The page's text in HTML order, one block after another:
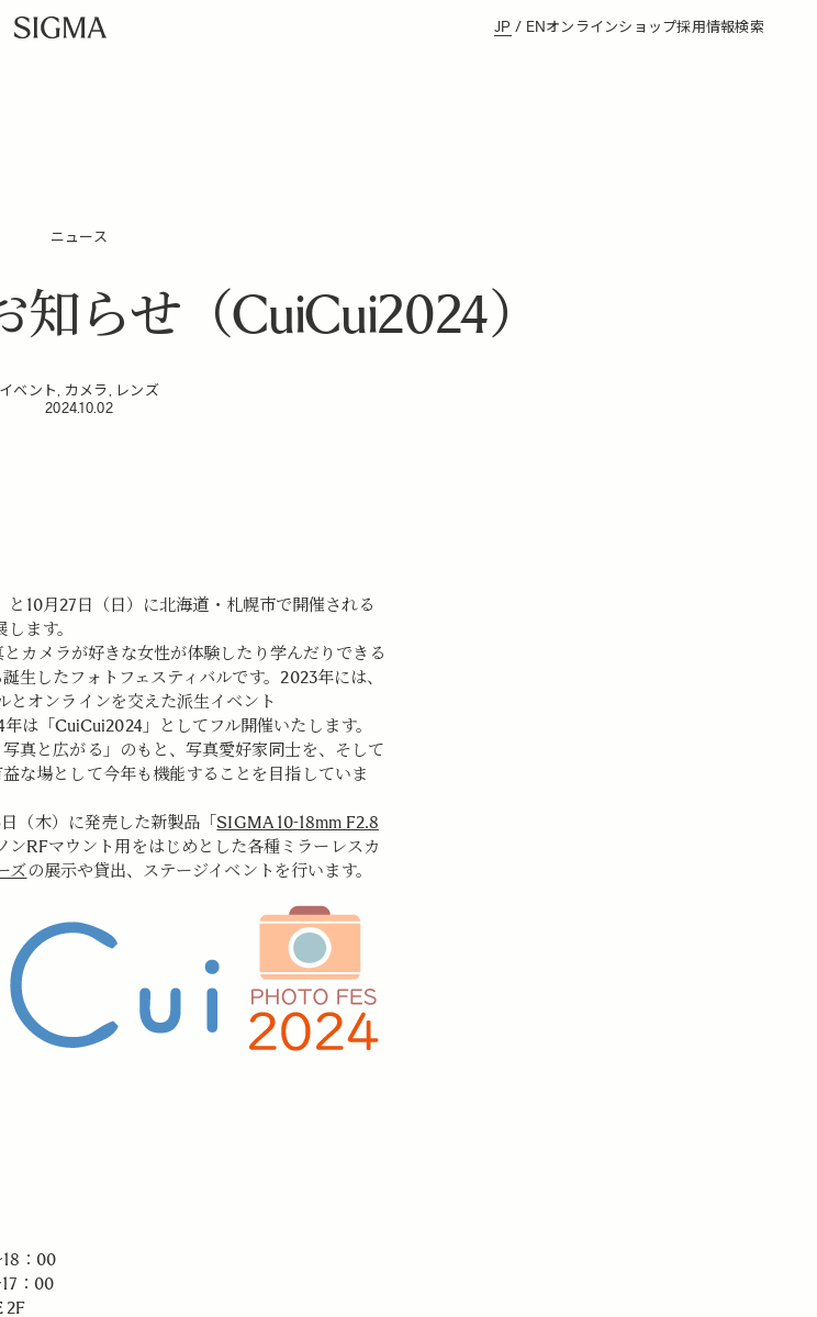
JP / ENオンラインショップ採用情報検索
ニュース
らせ（CuiCui2024）
イベント, カメラ, レンズ
2024.10.02
10月27日（日）に北海道・札幌市で開催される
ます。
カメラが好きな女性が体験したり学んだりでき る
生したフォトフェスティバルです。 2023年には、
とオンラインを交えた派生イベン ト
は「 CuiCui2024」としてフル開催いたします。
真と広がる」のもと、 写真愛好家同士を、そして
な場として今年も機能することを目指していま
（木）に発売した新製品「 SIGMA 10-18mm F2.8
ンRFマウント用をはじめとした各種ミラーレスカ
ズの展示や貸出、ステージイベントを行います。
：00
：00
2F